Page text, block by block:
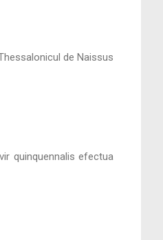
de Naissus
quinquennalis efectua